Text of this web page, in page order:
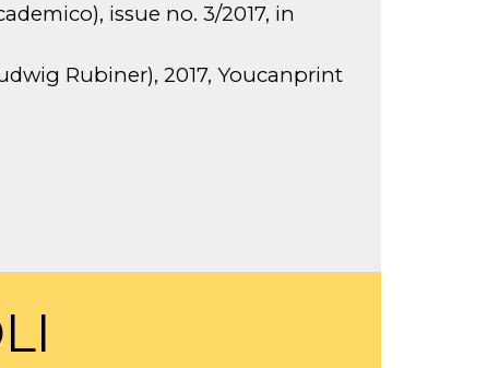
issue no. 3/2017, in
Rubiner), 2017, Youcanprint